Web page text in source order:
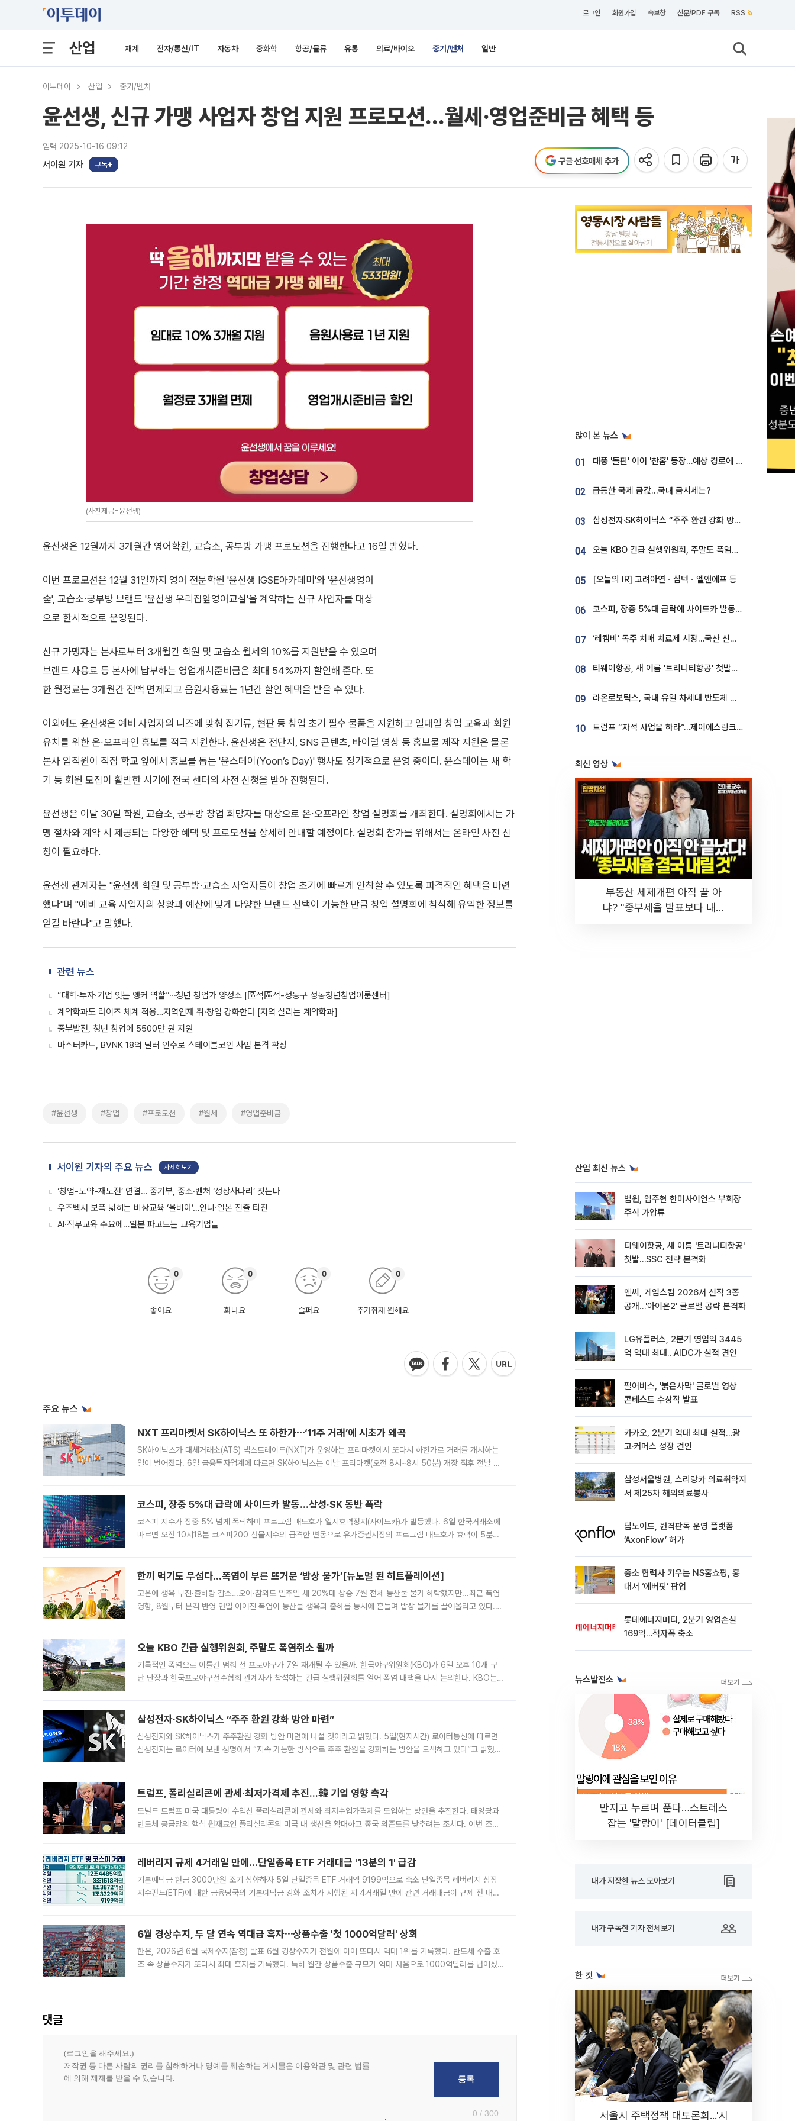
로그인 회원가입 속보창 신문/PDF 구독 RSS
산업 재계 전자/통신/IT 자동차 중화학 항공/물류 유통 의료/바이오 중기/벤처 일반
이투데이 산업 중기/벤처
윤선생, 신규 가맹 사업자 창업 지원 프로모션…월세·영업준비금 혜택 등
입력 2025-10-16 09:12
서이원 기자 구독 구글 선호매체 추가
(사진제공=윤선생)
윤선생은 12월까지 3개월간 영어학원, 교습소, 공부방 가맹 프로모션을 진행한다고 16일 밝혔다.
이번 프로모션은 12월 31일까지 영어 전문학원 '윤선생 IGSE아카데미'와 '윤선생영어
숲', 교습소∙공부방 브랜드 '윤선생 우리집앞영어교실'을 계약하는 신규 사업자를 대상
으로 한시적으로 운영된다.
신규 가맹자는 본사로부터 3개월간 학원 및 교습소 월세의 10%를 지원받을 수 있으며
브랜드 사용료 등 본사에 납부하는 영업개시준비금은 최대 54%까지 할인해 준다. 또
한 월정료는 3개월간 전액 면제되고 음원사용료는 1년간 할인 혜택을 받을 수 있다.
이외에도 윤선생은 예비 사업자의 니즈에 맞춰 집기류, 현판 등 창업 초기 필수 물품을 지원하고 일대일 창업 교육과 회원
유치를 위한 온∙오프라인 홍보를 적극 지원한다. 윤선생은 전단지, SNS 콘텐츠, 바이럴 영상 등 홍보물 제작 지원은 물론
본사 임직원이 직접 학교 앞에서 홍보를 돕는 '윤스데이(Yoon’s Day)' 행사도 정기적으로 운영 중이다. 윤스데이는 새 학
기 등 회원 모집이 활발한 시기에 전국 센터의 사전 신청을 받아 진행된다.
윤선생은 이달 30일 학원, 교습소, 공부방 창업 희망자를 대상으로 온∙오프라인 창업 설명회를 개최한다. 설명회에서는 가
맹 절차와 계약 시 제공되는 다양한 혜택 및 프로모션을 상세히 안내할 예정이다. 설명회 참가를 위해서는 온라인 사전 신
청이 필요하다.
윤선생 관계자는 "윤선생 학원 및 공부방∙교습소 사업자들이 창업 초기에 빠르게 안착할 수 있도록 파격적인 혜택을 마련
했다"며 "예비 교육 사업자의 상황과 예산에 맞게 다양한 브랜드 선택이 가능한 만큼 창업 설명회에 참석해 유익한 정보를
얻길 바란다"고 말했다.
관련 뉴스
“대학·투자·기업 잇는 앵커 역할”⋯청년 창업가 양성소 [區석區석-성동구 성동청년창업이룸센터]
계약학과도 라이즈 체계 적용…지역인재 취·창업 강화한다 [지역 살리는 계약학과]
중부발전, 청년 창업에 5500만 원 지원
마스터카드, BVNK 18억 달러 인수로 스테이블코인 사업 본격 확장
#윤선생 #창업 #프로모션 #월세 #영업준비금
서이원 기자의 주요 뉴스 자세히보기
‘창업-도약-재도전’ 연결… 중기부, 중소·벤처 ‘성장사다리’ 짓는다
우즈벡서 보폭 넓히는 비상교육 ‘올비아’…인니·일본 진출 타진
AI·직무교육 수요에…일본 파고드는 교육기업들
좋아요
0
화나요
0
슬퍼요
0
추가취재 원해요
0
주요 뉴스
NXT 프리마켓서 SK하이닉스 또 하한가⋯‘11주 거래’에 시초가 왜곡
SK하이닉스가 대체거래소(ATS) 넥스트레이드(NXT)가 운영하는 프리마켓에서 또다시 하한가로 거래를 개시하는
일이 벌어졌다. 6일 금융투자업계에 따르면 SK하이닉스는 이날 프리마켓(오전 8시~8시 50분) 개장 직후 전날 정
코스피, 장중 5%대 급락에 사이드카 발동…삼성·SK 동반 폭락
코스피 지수가 장중 5% 넘게 폭락하며 프로그램 매도호가 일시효력정지(사이드카)가 발동했다. 6일 한국거래소에
따르면 오전 10시18분 코스피200 선물지수의 급격한 변동으로 유가증권시장의 프로그램 매도호가 효력이 5분간
한끼 먹기도 무섭다...폭염이 부른 뜨거운 ‘밥상 물가’[뉴노멀 된 히트플레이션]
고온에 생육 부진·출하량 감소…오이·참외도 일주일 새 20%대 상승 7월 전체 농산물 물가 하락했지만...최근 폭염
영향, 8월부터 본격 반영 연일 이어진 폭염이 농산물 생육과 출하를 동시에 흔들며 밥상 물가를 끌어올리고 있다.
오늘 KBO 긴급 실행위원회, 주말도 폭염취소 될까
기록적인 폭염으로 이틀간 멈춰 선 프로야구가 7일 재개될 수 있을까. 한국야구위원회(KBO)가 6일 오후 10개 구
단 단장과 한국프로야구선수협회 관계자가 참석하는 긴급 실행위원회를 열어 폭염 대책을 다시 논의한다. KBO는
삼성전자·SK하이닉스 “주주 환원 강화 방안 마련”
삼성전자와 SK하이닉스가 주주환원 강화 방안 마련에 나설 것이라고 밝혔다. 5일(현지시간) 로이터통신에 따르면
삼성전자는 로이터에 보낸 성명에서 “지속 가능한 방식으로 주주 환원을 강화하는 방안을 모색하고 있다”고 밝혔다.
트럼프, 폴리실리콘에 관세·최저가격제 추진…韓 기업 영향 촉각
도널드 트럼프 미국 대통령이 수입산 폴리실리콘에 관세와 최저수입가격제를 도입하는 방안을 추진한다. 태양광과
반도체 공급망의 핵심 원재료인 폴리실리콘의 미국 내 생산을 확대하고 중국 의존도를 낮추려는 조치다. 이번 조처
레버리지 규제 4거래일 만에…단일종목 ETF 거래대금 '13분의 1' 급감
기본예탁금 현금 3000만원 조기 상향하자 5일 단일종목 ETF 거래액 9199억으로 축소 단일종목 레버리지 상장
지수펀드(ETF)에 대한 금융당국의 기본예탁금 강화 조치가 시행된 지 4거래일 만에 관련 거래대금이 규제 전 대비
6월 경상수지, 두 달 연속 역대급 흑자⋯상품수출 '첫 1000억달러' 상회
한은, 2026년 6월 국제수지(잠정) 발표 6월 경상수지가 전월에 이어 또다시 역대 1위를 기록했다. 반도체 수출 호
조 속 상품수지가 또다시 최대 흑자를 기록했다. 특히 월간 상품수출 규모가 역대 처음으로 1000억달러를 넘어섰
댓글
0 / 300
많이 본 뉴스
01 태풍 '돌핀' 이어 '찬홈' 등장…예상 경로에 한국 '한숨'
02 급등한 국제 금값…국내 금시세는?
03 삼성전자·SK하이닉스 “주주 환원 강화 방안 마련”
04 오늘 KBO 긴급 실행위원회, 주말도 폭염취소 될까
05 [오늘의 IR] 고려아연ㆍ심텍ㆍ엘앤에프 등
06 코스피, 장중 5%대 급락에 사이드카 발동…삼성·SK 동반 폭락
07 ‘레켐비’ 독주 치매 치료제 시장…국산 신약 등장하나
08 티웨이항공, 새 이름 '트리니티항공' 첫발…SSC 전략 본격화
09 라온로보틱스, 국내 유일 차세대 반도체 공정 로봇 개발 ‘고객사 테스트 진행’
10 트럼프 “자석 사업을 하라”…제이에스링크, 비중국 영구자석 공급망 구축 속도
최신 영상
부동산 세제개편 아직 끝 아
냐? "종부세율 발표보다 내릴
산업 최신 뉴스
법원, 임주현 한미사이언스 부회장
주식 가압류
티웨이항공, 새 이름 '트리니티항공'
첫발…SSC 전략 본격화
엔씨, 게임스컴 2026서 신작 3종
공개…'아이온2' 글로벌 공략 본격화
LG유플러스, 2분기 영업익 3445
억 역대 최대…AIDC가 실적 견인
펄어비스, '붉은사막' 글로벌 영상
콘테스트 수상작 발표
카카오, 2분기 역대 최대 실적…광
고·커머스 성장 견인
삼성서울병원, 스리랑카 의료취약지
서 제25차 해외의료봉사
딥노이드, 원격판독 운영 플랫폼
‘AxonFlow’ 허가
중소 협력사 키우는 NS홈쇼핑, 홍
대서 ‘에버핏’ 팝업
롯데에너지머티, 2분기 영업손실
169억…적자폭 축소
뉴스발전소
만지고 누르며 푼다…스트레스
잡는 '말랑이' [데이터클립]
내가 저장한 뉴스 모아보기
내가 구독한 기자 전체보기
한 컷
서울시 주택정책 대토론회...'시